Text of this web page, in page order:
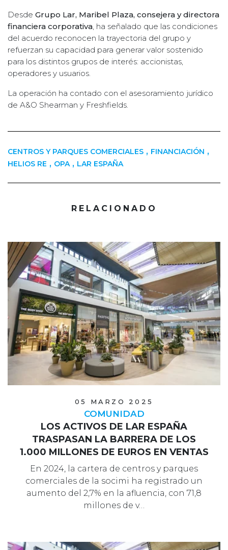
Desde Grupo Lar, Maribel Plaza, consejera y directora
financiera corporativa, ha señalado que las condiciones
del acuerdo reconocen la trayectoria del grupo y
refuerzan su capacidad para generar valor sostenido
para los distintos grupos de interés: accionistas,
operadores y usuarios.
La operación ha contado con el asesoramiento jurídico
de A&O Shearman y Freshfields.
CENTROS Y PARQUES COMERCIALES , FINANCIACIÓN ,
HELIOS RE , OPA , LAR ESPAÑA
RELACIONADO
05 MARZO 2025
COMUNIDAD
LOS ACTIVOS DE LAR ESPAÑA
TRASPASAN LA BARRERA DE LOS
1.000 MILLONES DE EUROS EN VENTAS
En 2024, la cartera de centros y parques
comerciales de la socimi ha registrado un
aumento del 2,7% en la afluencia, con 71,8
millones de v…